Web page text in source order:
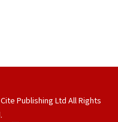
Publishing Ltd All Rights